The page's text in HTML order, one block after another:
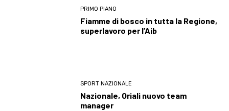
PRIMO PIANO
Fiamme di bosco in tutta la Regione,
superlavoro per l’Aib
SPORT NAZIONALE
Nazionale, Oriali nuovo team
manager